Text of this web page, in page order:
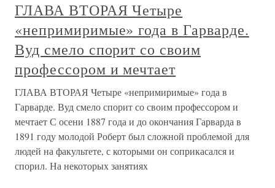
ГЛАВА ВТОРАЯ Четыре
«непримиримые» года в Гарварде.
Вуд смело спорит со своим
профессором и мечтает
ГЛАВА ВТОРАЯ Четыре «непримиримые» года в
Гарварде. Вуд смело спорит со своим профессором и
мечтает С осени 1887 года и до окончания Гарварда в
1891 году молодой Роберт был сложной проблемой для
людей на факультете, с которыми он соприкасался и
спорил. На некоторых занятиях